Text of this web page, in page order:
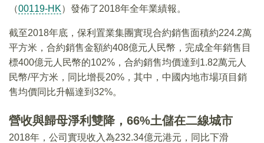
（00119-HK）發佈了2018年全年業績報。
截至2018年底，保利置業集團實現合約銷售面積約224.2萬
平方米，合約銷售金額約408億元人民幣，完成全年銷售目
標400億元人民幣的102%，合約銷售均價達到1.82萬元人
民幣/平方米，同比增長20%，其中，中國内地市場項目銷
售均價同比升幅達到32%。
營收與歸母淨利雙降，66%土儲在二線城市
2018年，公司實現收入為232.34億元港元，同比下滑